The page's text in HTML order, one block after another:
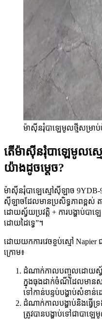
ម៉ាស៊ីនរុំបាឡេមូលថ្មីសម្រា
តើម៉ាស៊ីនរុំបាឡេមូលស្
យ៉ាងដូចម្តេច?
ម៉ាស៊ីនរុំបាឡេស្មៅស៊ីឡាច 9YDB-
ស៊ីឡាចដែលមានប្រសិទ្ធភាពខ្ពស់ ត
ដោយស្វ័យប្រវត្តិ + ការបង្ហាប់បាឡេ
ដោយដៃទ្វេ”។
ដោយយកការវេចខ្ចប់ស្មៅ
ក្រោម៖
ដំណាក់កាលបញ្ចូលដោយស្វ័យ
ក្នុងធុងដាក់ចំណីដែលមានស
ទៅកាន់បន្ទប់បង្ហាប់សំខាន់
ដំណាក់កាលបង្ហាប់និងធ្វើទ្
ត្រូវបានបង្ហាប់ទៅជាបាឡ